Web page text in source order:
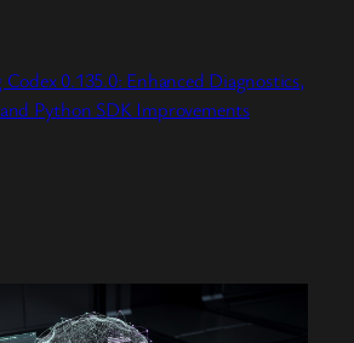
0.135.0: Enhanced Diagnostics,
Python SDK Improvements